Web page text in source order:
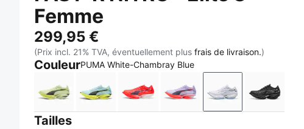
Femme
299,95 €
(Prix incl. 21% TVA, éventuellement plusfrais de livraison.)
CouleurPUMA White-Chambray Blue
Apple Spritz-Deep Plum
Fresh Water-Lemon Crush
Ultra Red-Inky Depths-PUMA White
Light Lavender-Inky
PUMA White-
PUMA
Tailles